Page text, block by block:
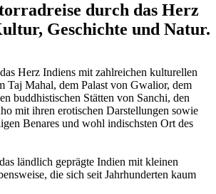
durch das Herz
Geschichte und Natur.
Herz Indiens mit zahlreichen kulturellen
Taj Mahal, dem Palast von Gwalior, dem
buddhistischen Stätten von Sanchi, den
mit ihren erotischen Darstellungen sowie
Benares und wohl indischsten Ort des
ländlich geprägte Indien mit kleinen
die sich seit Jahrhunderten kaum